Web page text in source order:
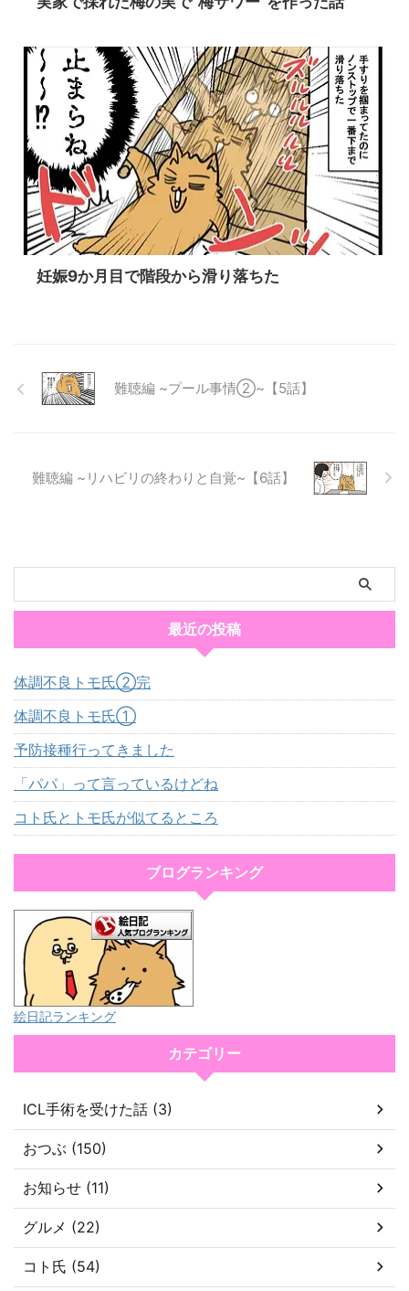
妊娠9か月目で階段から滑り落ちた
難聴編 ~プール事情②~【5話】
難聴編 ~リハビリの終わりと自覚~【6話】
最近の投稿
体調不良トモ氏②完
体調不良トモ氏①
予防接種行ってきました
「パパ」って言っているけどね
コト氏とトモ氏が似てるところ
ブログランキング
絵日記ランキング
カテゴリー
ICL手術を受けた話 (3)
おつぶ (150)
お知らせ (11)
グルメ (22)
コト氏 (54)